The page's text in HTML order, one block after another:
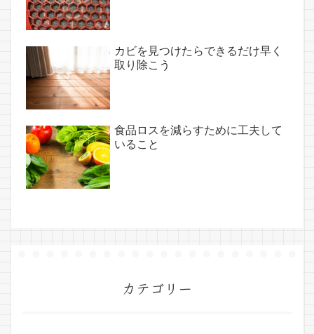
カビを見つけたらできるだけ早く
取り除こう
食品ロスを減らすために工夫して
いること
カテゴリー